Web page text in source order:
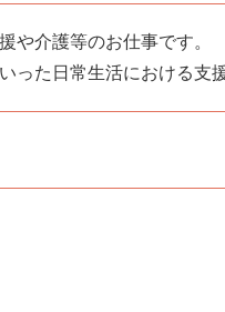
や介護等のお仕事です。
った日常生活における支